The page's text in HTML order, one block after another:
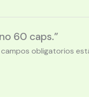
60 caps.”
obligatorios